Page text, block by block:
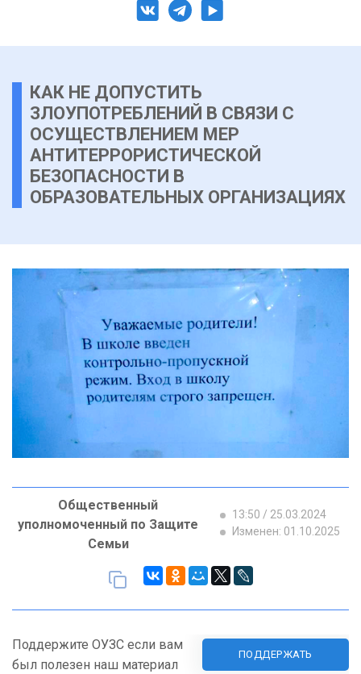
КАК НЕ ДОПУСТИТЬ
ЗЛОУПОТРЕБЛЕНИЙ В СВЯЗИ С
ОСУЩЕСТВЛЕНИЕМ МЕР
АНТИТЕРРОРИСТИЧЕСКОЙ
БЕЗОПАСНОСТИ В
ОБРАЗОВАТЕЛЬНЫХ ОРГАНИЗАЦИЯХ
Общественный
уполномоченный по Защите
Семьи
13:50 / 25.03.2024
Изменен: 01.10.2025
Поддержите ОУЗС если вам
был полезен наш материал
ПОДДЕРЖАТЬ